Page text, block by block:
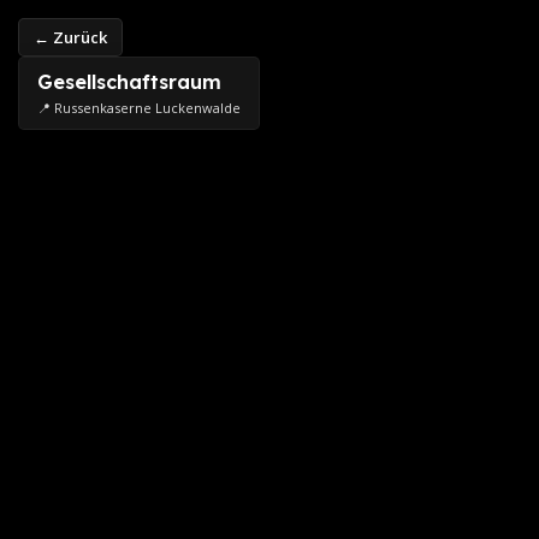
← Zurück
Gesellschaftsraum
📍 Russenkaserne Luckenwalde